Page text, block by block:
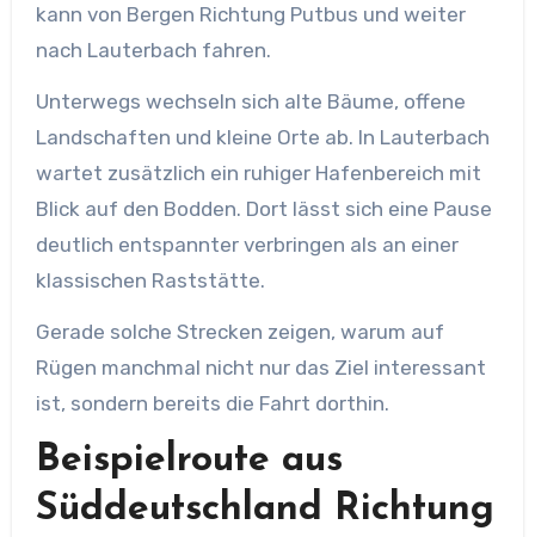
kann von Bergen Richtung Putbus und weiter
nach Lauterbach fahren.
Unterwegs wechseln sich alte Bäume, offene
Landschaften und kleine Orte ab. In Lauterbach
wartet zusätzlich ein ruhiger Hafenbereich mit
Blick auf den Bodden. Dort lässt sich eine Pause
deutlich entspannter verbringen als an einer
klassischen Raststätte.
Gerade solche Strecken zeigen, warum auf
Rügen manchmal nicht nur das Ziel interessant
ist, sondern bereits die Fahrt dorthin.
Beispielroute aus
Süddeutschland Richtung